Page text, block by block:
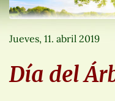
Jueves, 11. abril 2019
Día del